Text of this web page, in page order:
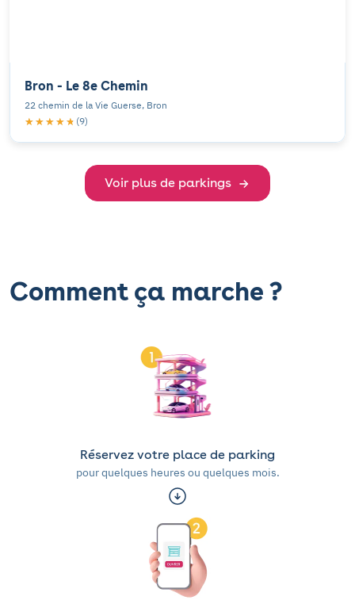
Bron - Le 8e Chemin
22 chemin de la Vie Guerse, Bron
★★★★★
★★★★★ (9)
Voir plus de parkings
Comment ça marche ?
Réservez votre place de parking
pour quelques heures ou quelques mois.